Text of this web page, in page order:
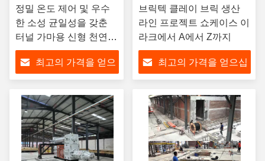
정밀 온도 제어 및 우수
한 소성 균일성을 갖춘
터널 가마용 신형 천연
가스 버너
최고의 가격을 얻으
브릭텍 클레이 브릭 생산
라인 프로젝트 쇼케이스 이
라크에서 A에서 Z까지
최고의 가격을 얻으십